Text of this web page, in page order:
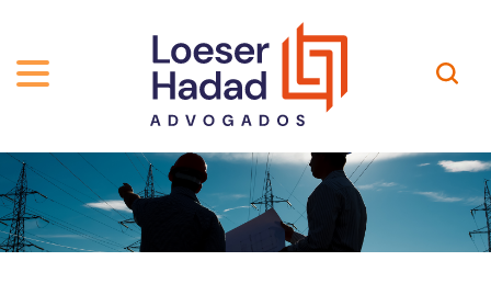
QUEM SOMOS
TRAJETÓRIA
INCLUSÃO E DIVERSIDADE
ÁREAS DE ATUAÇÃO
PROFISSIONAIS
Contato